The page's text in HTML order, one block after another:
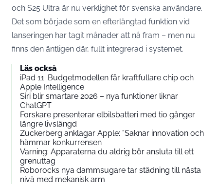
och S25 Ultra är nu verklighet för svenska användare.
Det som började som en efterlängtad funktion vid
lanseringen har tagit månader att nå fram – men nu
finns den äntligen där, fullt integrerad i systemet.
Läs också
iPad 11: Budgetmodellen får kraftfullare chip och
Apple Intelligence
Siri blir smartare 2026 – nya funktioner liknar
ChatGPT
Forskare presenterar elbilsbatteri med tio gånger
längre livslängd
Zuckerberg anklagar Apple: ”Saknar innovation och
hämmar konkurrensen
Varning: Apparaterna du aldrig bör ansluta till ett
grenuttag
Roborocks nya dammsugare tar städning till nästa
nivå med mekanisk arm